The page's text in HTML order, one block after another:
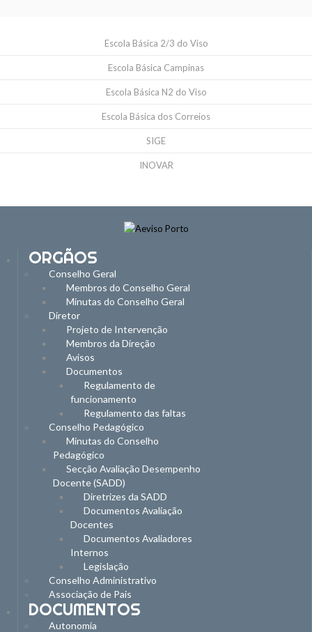
Escola Básica 2/3 do Viso
Escola Básica Campinas
Escola Básica N2 do Viso
Escola Básica dos Correios
SIGE
INOVAR
ORGÃOS
Conselho Geral
Membros do Conselho Geral
Minutas do Conselho Geral
Diretor
Projeto de Intervenção
Membros da Direção
Avisos
Documentos
Regulamento de
funcionamento
Regulamento das faltas
Conselho Pedagógico
Minutas do Conselho
Pedagógico
Secção Avaliação Desempenho
Docente (SADD)
Diretrizes da SADD
Documentos Avaliação
Docentes
Documentos Avaliadores
Internos
Legislação
Conselho Administrativo
Associação de Pais
DOCUMENTOS
Autonomia